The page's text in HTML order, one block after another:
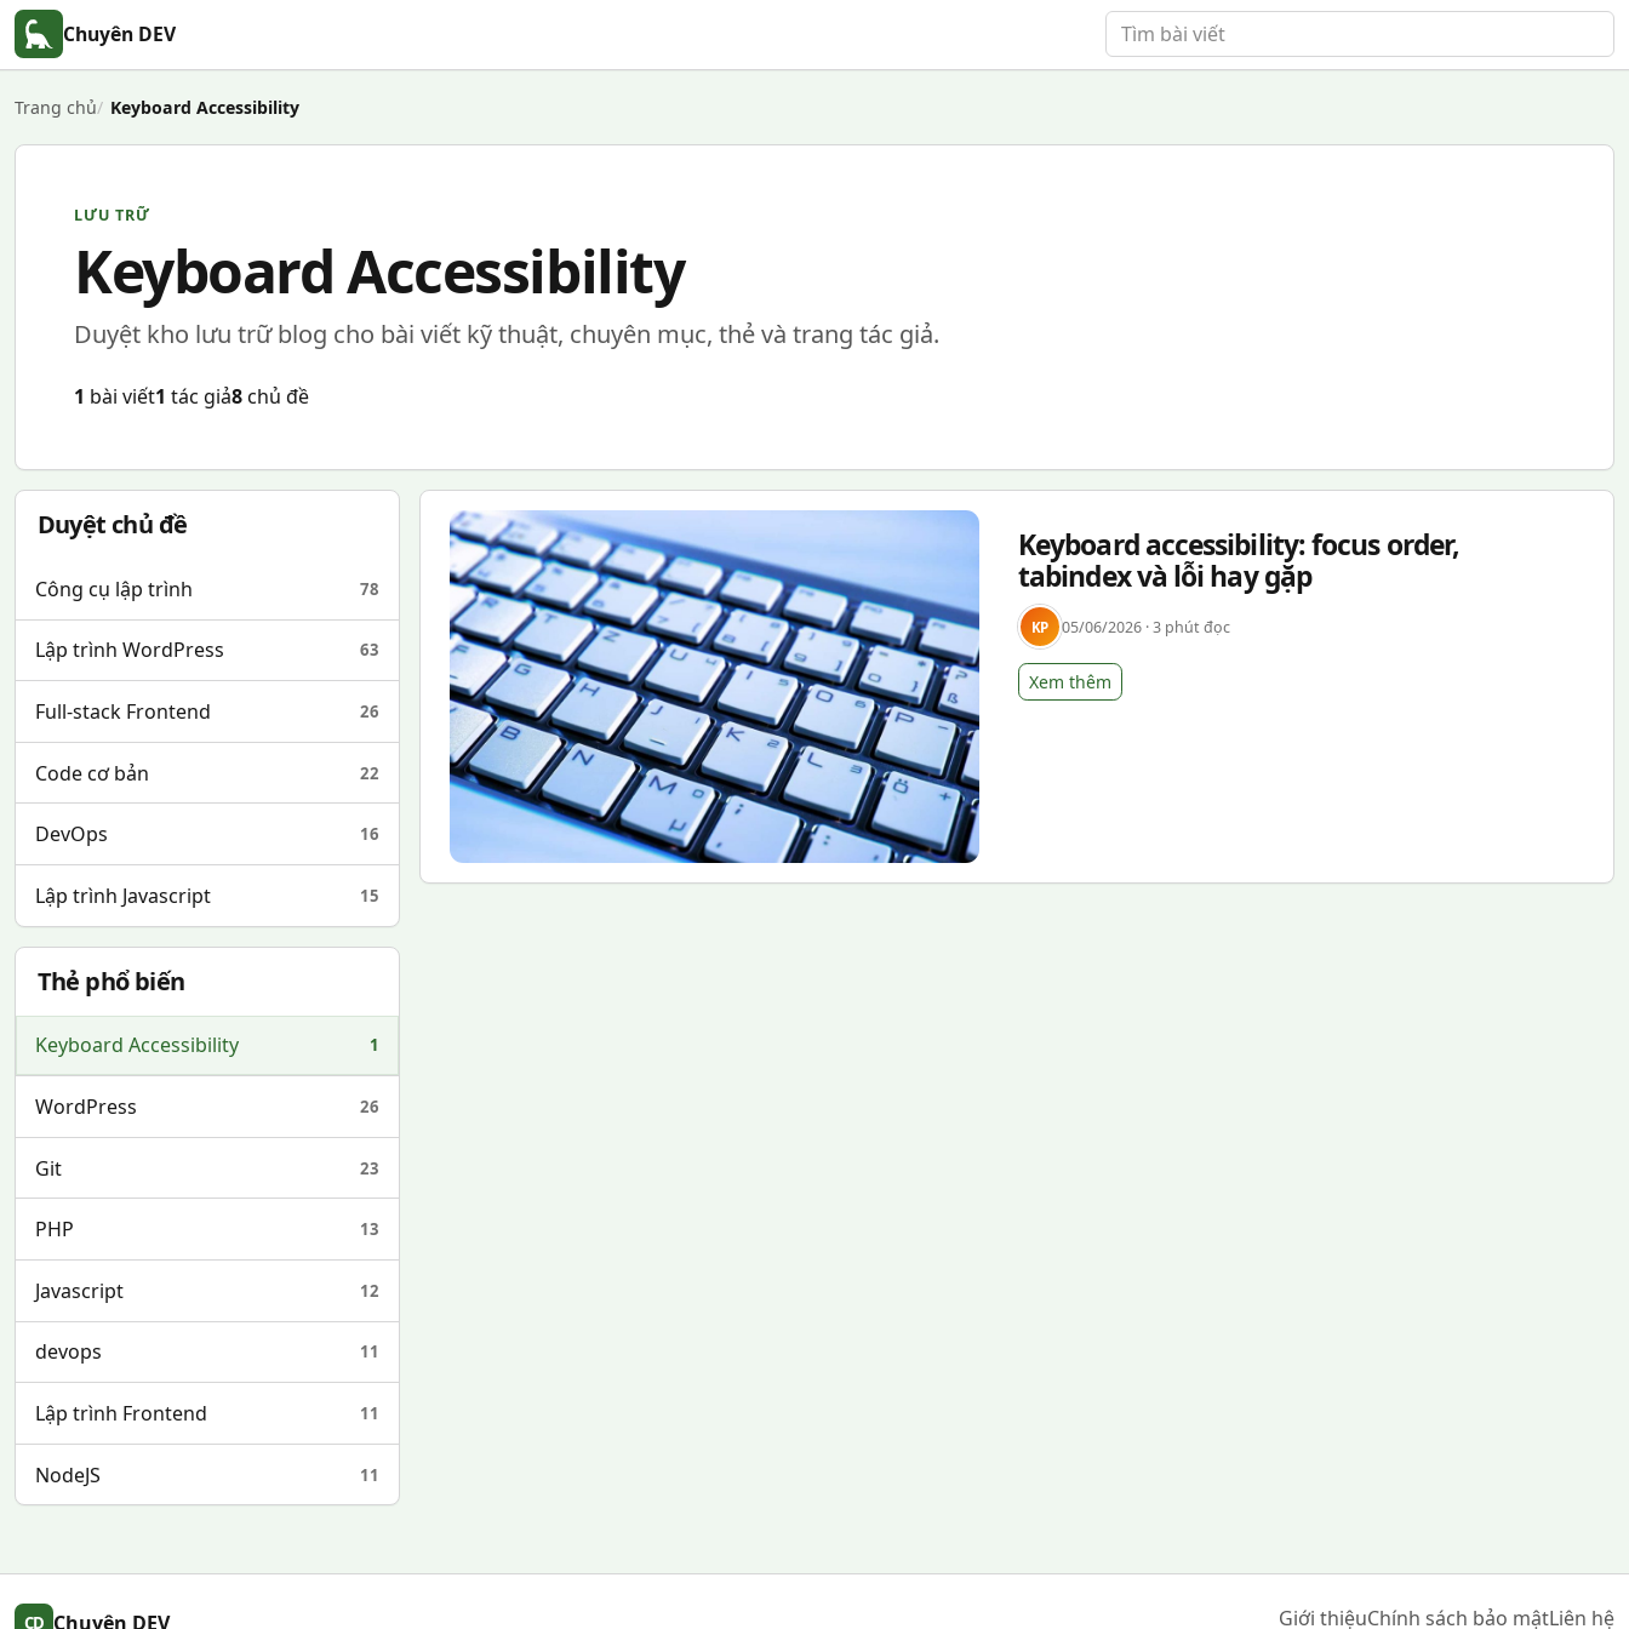
Chuyên DEV Tìm bài viết
Trang chủ Keyboard Accessibility
LƯU TRỮ
Keyboard Accessibility
Duyệt kho lưu trữ blog cho bài viết kỹ thuật, chuyên mục, thẻ và trang tác giả.
1 bài viết1 tác giả8chủ đề
Duyệt chủ đề
Công cụ lập trình 78
Lập trình WordPress 63
Full-stack Frontend 26
Code cơ bản 22
DevOps 16
Lập trình Javascript 15
Thẻ phổ biến
Keyboard Accessibility 1
WordPress 26
Git 23
PHP 13
Javascript 12
devops 11
Lập trình Frontend 11
NodeJS 11
Keyboard accessibility: focus order,
tabindex và lỗi hay gặp
KP 05/06/2026 · 3 phút đọc
Xem thêm
CD Chuyên DEV Giới thiệuChính sách bảo mậtLiên hệ